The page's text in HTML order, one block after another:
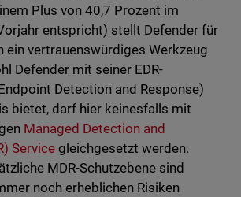
Plus von 40,7 Prozent im
entspricht) stellt Defender für
ein vertrauenswürdiges Werkzeug
Defender mit seiner EDR-
Detection and Response)
bietet, darf hier keinesfalls mit
Managed Detection and
Servicegleichgesetzt werden.
MDR-Schutzebene sind
noch erheblichen Risiken